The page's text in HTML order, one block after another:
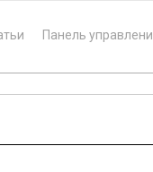
Панель